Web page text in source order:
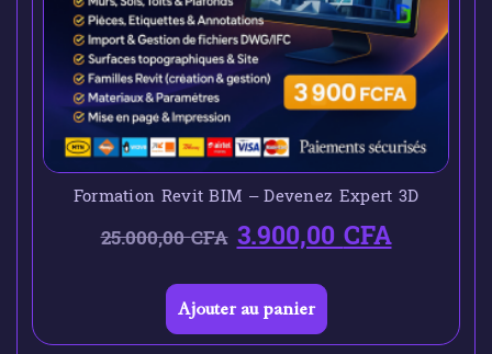
Formation Revit BIM – Devenez Expert 3D
25.000,00CFA 3.900,00CFA
Ajouter au panier